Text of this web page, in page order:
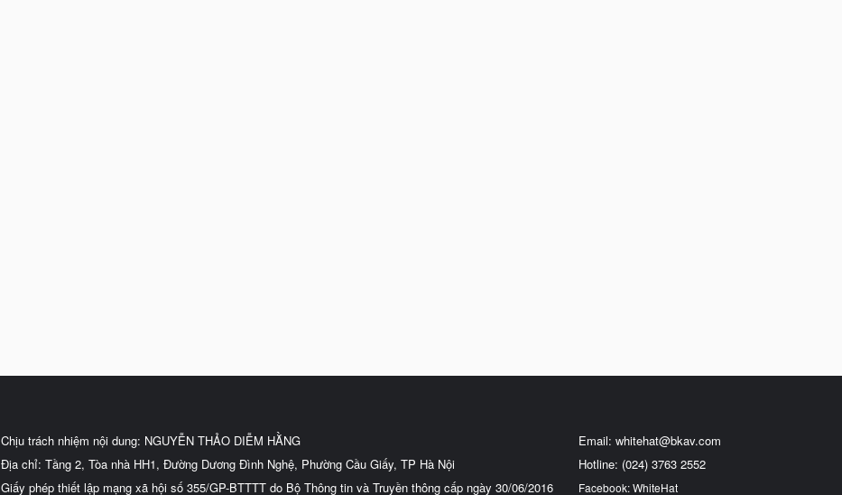
Chịu trách nhiệm nội dung: NGUYỄN THẢO DIỄM HẰNG
Địa chỉ: Tầng 2, Tòa nhà HH1, Đường Dương Đình Nghệ, Phường Cầu Giấy, TP Hà Nội
Giấy phép thiết lập mạng xã hội số 355/GP-BTTTT do Bộ Thông tin và Truyền thông cấp ngày 30/06/2016
Email: whitehat@bkav.com
Hotline: (024) 3763 2552
Facebook: WhiteHat